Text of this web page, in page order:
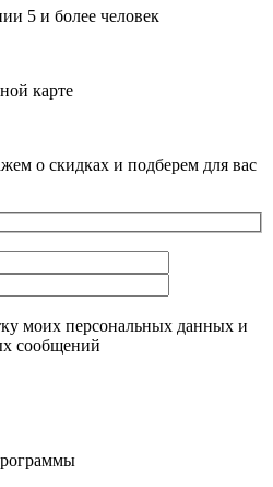
5 и более человек
карте
о скидках и подберем для вас
моих персональных данных и
сообщений